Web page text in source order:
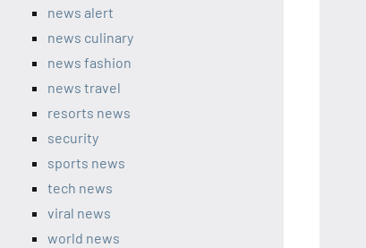
news alert
news culinary
news fashion
news travel
resorts news
security
sports news
tech news
viral news
world news